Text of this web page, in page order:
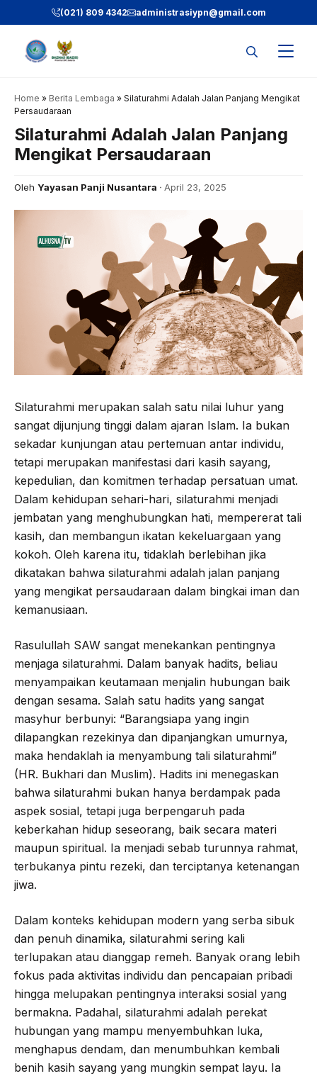
to
content
(021) 809 4342 administrasiypn@gmail.com
Home » Berita Lembaga » Silaturahmi Adalah Jalan Panjang Mengikat
Persaudaraan
Silaturahmi Adalah Jalan Panjang
Mengikat Persaudaraan
Oleh Yayasan Panji Nusantara April 23, 2025
Silaturahmi merupakan salah satu nilai luhur yang
sangat dijunjung tinggi dalam ajaran Islam. Ia bukan
sekadar kunjungan atau pertemuan antar individu,
tetapi merupakan manifestasi dari kasih sayang,
kepedulian, dan komitmen terhadap persatuan umat.
Dalam kehidupan sehari-hari, silaturahmi menjadi
jembatan yang menghubungkan hati, mempererat tali
kasih, dan membangun ikatan kekeluargaan yang
kokoh. Oleh karena itu, tidaklah berlebihan jika
dikatakan bahwa silaturahmi adalah jalan panjang
yang mengikat persaudaraan dalam bingkai iman dan
kemanusiaan.
Rasulullah SAW sangat menekankan pentingnya
menjaga silaturahmi. Dalam banyak hadits, beliau
menyampaikan keutamaan menjalin hubungan baik
dengan sesama. Salah satu hadits yang sangat
masyhur berbunyi: “Barangsiapa yang ingin
dilapangkan rezekinya dan dipanjangkan umurnya,
maka hendaklah ia menyambung tali silaturahmi”
(HR. Bukhari dan Muslim). Hadits ini menegaskan
bahwa silaturahmi bukan hanya berdampak pada
aspek sosial, tetapi juga berpengaruh pada
keberkahan hidup seseorang, baik secara materi
maupun spiritual. Ia menjadi sebab turunnya rahmat,
terbukanya pintu rezeki, dan terciptanya ketenangan
jiwa.
Dalam konteks kehidupan modern yang serba sibuk
dan penuh dinamika, silaturahmi sering kali
terlupakan atau dianggap remeh. Banyak orang lebih
fokus pada aktivitas individu dan pencapaian pribadi
hingga melupakan pentingnya interaksi sosial yang
bermakna. Padahal, silaturahmi adalah perekat
hubungan yang mampu menyembuhkan luka,
menghapus dendam, dan menumbuhkan kembali
benih kasih sayang yang mungkin sempat layu. Ia